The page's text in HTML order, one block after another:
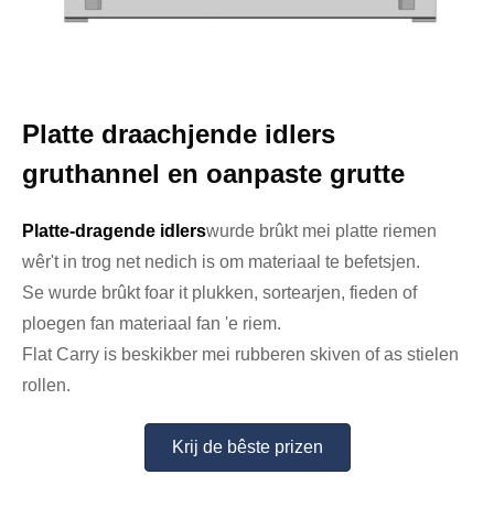
Platte draachjende idlers
gruthannel en oanpaste grutte
Platte-dragende idlerswurde brûkt mei platte riemen
wêr't in trog net nedich is om materiaal te befetsjen.
Se wurde brûkt foar it plukken, sortearjen, fieden of
ploegen fan materiaal fan 'e riem.
Flat Carry is beskikber mei rubberen skiven of as stielen
rollen.
Krij de bêste prizen